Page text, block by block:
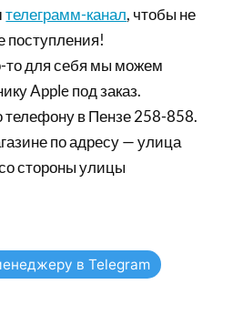
телеграмм-канал, чтобы не
поступления!
для себя мы можем
Apple под заказ.
в Пензе 258-858.
по адресу — улица
стороны улицы
в Telegram